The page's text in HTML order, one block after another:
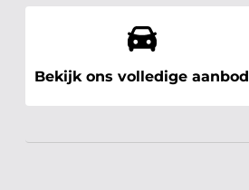
Bekijk ons volledige aanbod